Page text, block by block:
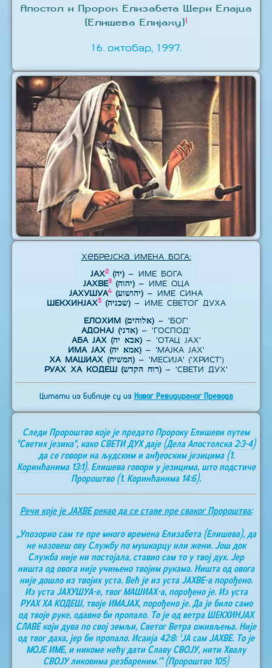
Апостол и Пророк Елизабета Шери Елајџа
(Елишева Елијаху)1
16. октобар, 1997.
Хебрејска ИМЕНА БОГА:
ЈАХ2 (יה)– ИМЕ БОГА
ЈАХВЕ3 (יהוה)– ИМЕ ОЦА
ЈАХУШУА4 (יהושוע)– ИМЕ СИНА
ШЕКХИНЈАХ5 (שכניה)– ИМЕ СВЕТОГ ДУХА
ЕЛОХИМ (אלוהים)– 'БОГ'
АДОНАЈ (אדני)– 'ГОСПОД'
АБА ЈАХ (אבא יה)– 'ОТАЦ ЈАХ'
ИМА ЈАХ (אמא יה)– 'МАЈКА ЈАХ'
ХА МАШИАХ (המשיח)– 'МЕСИЈА' ('ХРИСТ')
РУАХ ХА КОДЕШ (רוח הקדש)– 'СВЕТИ ДУХ'
Цитати из Библије су из Новог Ревидираног Превода
Следи Пророштво које је предато Пророку Елишеви путем
"Светих језика", како СВЕТИ ДУХ даје (Дела Апостолска 2:3-4)
да се говори на људским и анђеоским језицима (1.
Коринћанима 13:1). Елишева говори у језицима, што подстиче
Пророштво (1. Коринћанима 14:6).
Речи које је ЈАХВЕ рекао да се ставе пре сваког Пророштва:
„Упозорио сам те пре много времена Елизабета (Елишева), да
не назовеш ову Службу по мушкарцу или жени. Још док
Служба није ни постојала, ставио сам то у твој дух. Јер
ништа од овога није учињено твојим рукама. Ништа од овога
није дошло из твојих уста. Већ је из уста ЈАХВЕ-а порођено.
Из уста ЈАХУШУА-е, твог МАШИАХ-а, порођено је. Из уста
РУАХ ХА КОДЕШ, твоје ИМАЈАХ, порођено је. Да је било само
од твоје руке, одавно би пропало. То је од ветра ШЕКХИНЈАХ
СЛАВЕ који дува по свој земљи, Светог Ветра оживљења. Није
од твог даха, јер би пропало. Исаија 42:8: 'ЈА сам ЈАХВЕ. То је
МОЈЕ ИМЕ, и никоме нећу дати Славу СВОЈУ, нити Хвалу
СВОЈУ ликовима резбареним.'” (Пророштво 105)